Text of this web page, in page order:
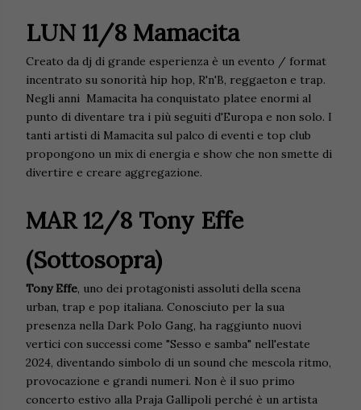
LUN 11/8 Mamacita
Creato da dj di grande esperienza è un evento / format
incentrato su sonorità hip hop, R'n'B, reggaeton e trap.
Negli anni Mamacita ha conquistato platee enormi al
punto di diventare tra i più seguiti d'Europa e non solo. I
tanti artisti di Mamacita sul palco di eventi e top club
propongono un mix di energia e show che non smette di
divertire e creare aggregazione.
MAR 12/8 Tony Effe
(Sottosopra)
Tony Effe, uno dei protagonisti assoluti della scena
urban, trap e pop italiana. Conosciuto per la sua
presenza nella Dark Polo Gang, ha raggiunto nuovi
vertici con successi come "Sesso e samba" nell'estate
2024, diventando simbolo di un sound che mescola ritmo,
provocazione e grandi numeri. Non è il suo primo
concerto estivo alla Praja Gallipoli perché è un artista